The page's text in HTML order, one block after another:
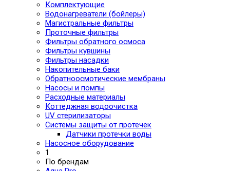
Комплектующие
Водонагреватели (бойлеры)
Магистральные фильтры
Проточные фильтры
Фильтры обратного осмоса
Фильтры кувшины
Фильтры насадки
Накопительные баки
Обратноосмотические мембраны
Насосы и помпы
Расходные материалы
Коттеджная водоочистка
UV стерилизаторы
Системы защиты от протечек
Датчики протечки воды
Насосное оборудование
1
По брендам